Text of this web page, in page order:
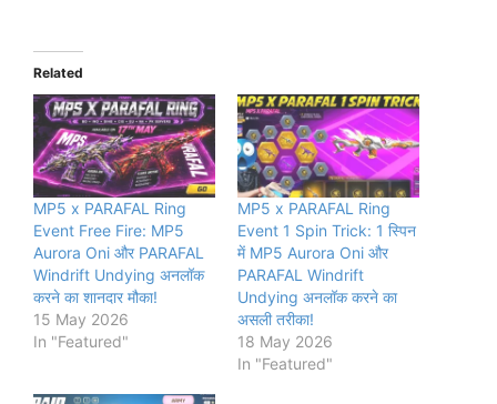
Related
MP5 x PARAFAL Ring
Event Free Fire: MP5
Aurora Oni और PARAFAL
Windrift Undying अनलॉक
करने का शानदार मौका!
15 May 2026
In "Featured"
MP5 x PARAFAL Ring
Event 1 Spin Trick: 1 स्पिन
में MP5 Aurora Oni और
PARAFAL Windrift
Undying अनलॉक करने का
असली तरीका!
18 May 2026
In "Featured"